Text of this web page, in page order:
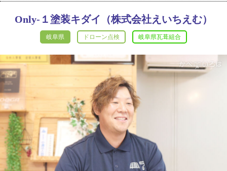
Only-１塗装キダイ（株式会社えいちえむ）
岐阜県 ドローン点検 岐阜県瓦葺組合